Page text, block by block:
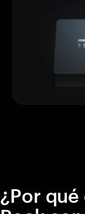
¿Por